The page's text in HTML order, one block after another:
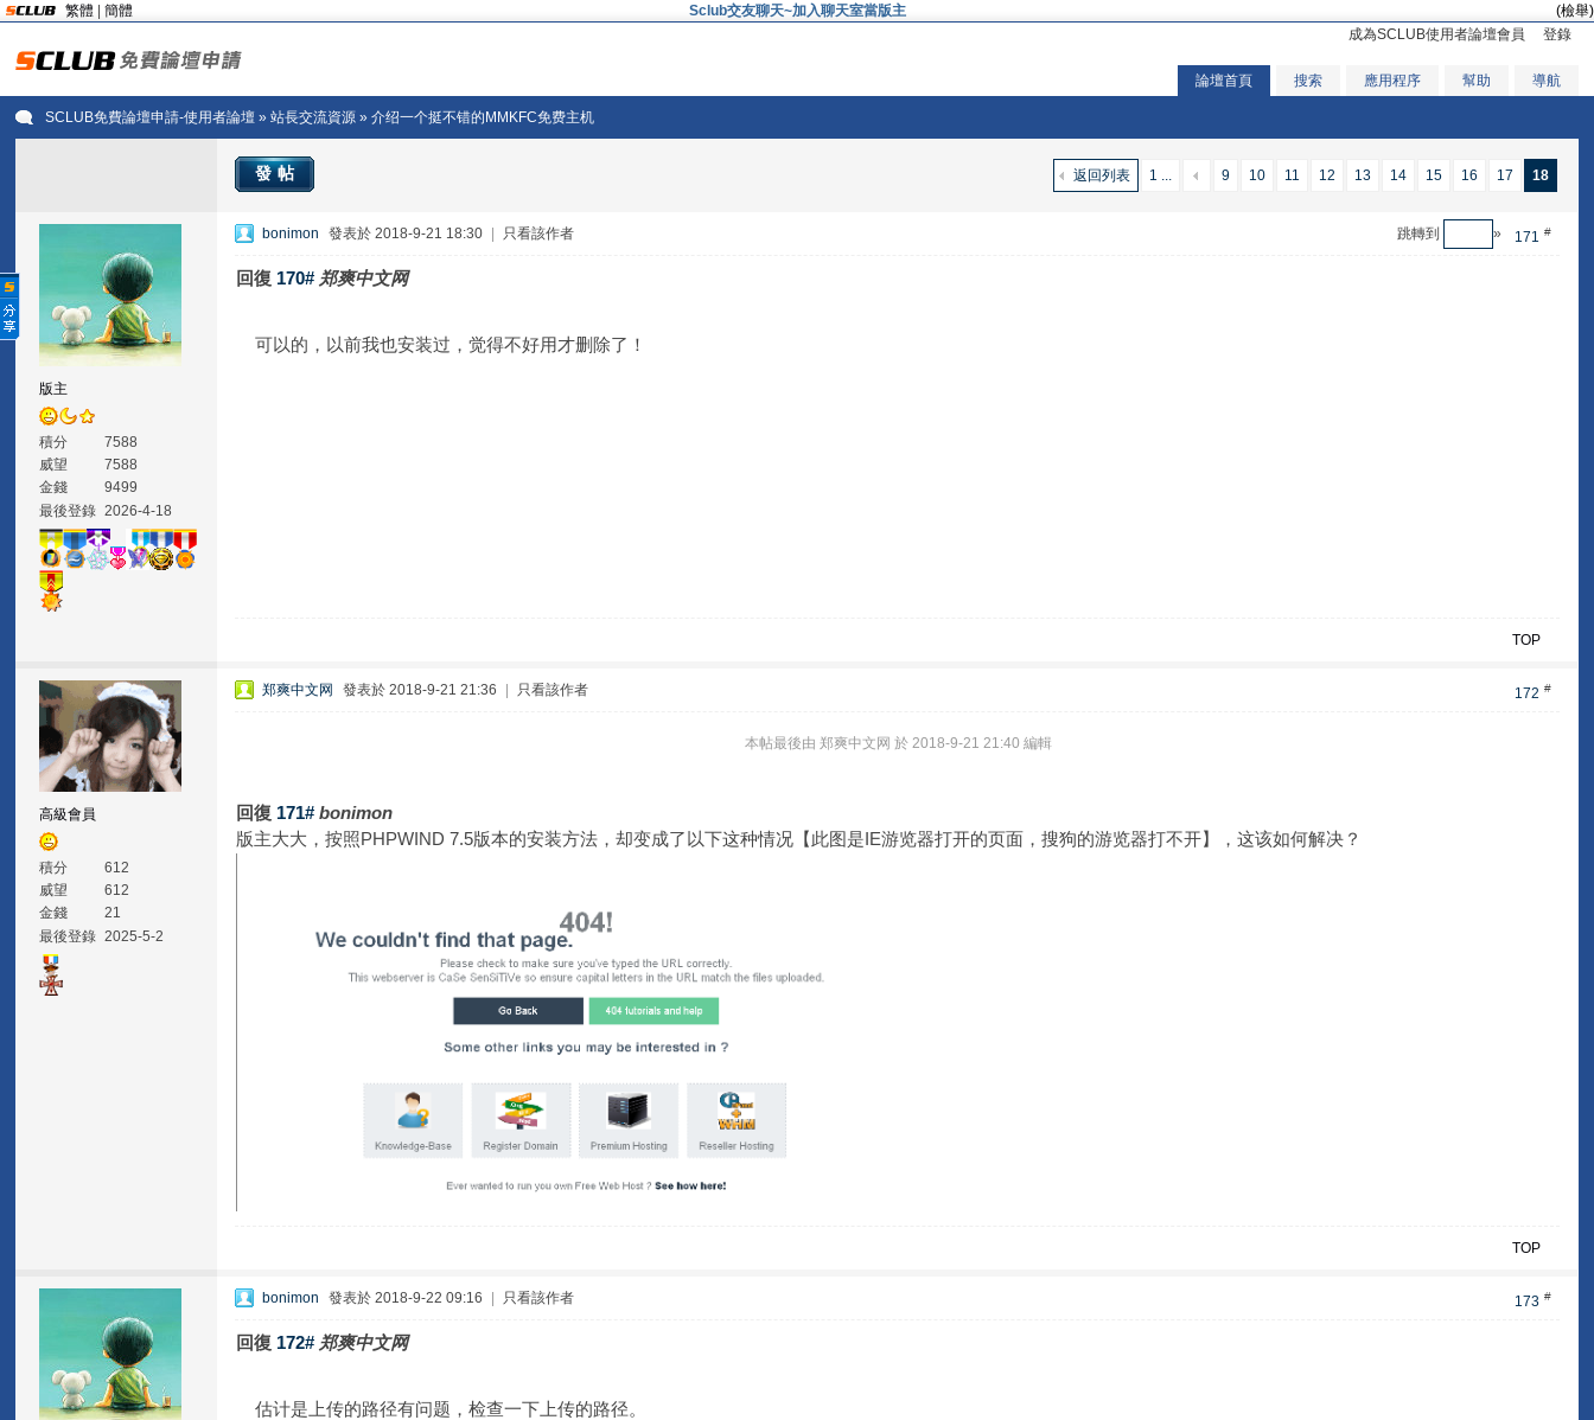
繁體 簡體 Sclub交友聊天~加入聊天室當版主
(檢舉)
成為SCLUB使用者論壇會員
登錄
論壇首頁 搜索 應用程序 幫助 導航
SCLUB免費論壇申請-使用者論壇 »站長交流資源 » 介绍一个挺不错的MMKFC免费主机
1 ... 9 10 11 12 13 14 15 16 17 18
返回列表
發帖
版主
積分
7588
威望
7588
金錢
9499
最後登錄 2026-4-18
171 #
跳轉到 »
bonimon 發表於 2018-9-21 18:30 只看該作者
回復 170# 郑爽中文网
可以的，以前我也安装过，觉得不好用才删除了！
TOP
高級會員
積分
612
威望
612
金錢
21
最後登錄 2025-5-2
172 #
郑爽中文网 發表於 2018-9-21 21:36 只看該作者
本帖最後由 郑爽中文网 於 2018-9-21 21:40 編輯
回復 171# bonimon
版主大大，按照PHPWIND 7.5版本的安装方法，却变成了以下这种情况【此图是IE游览器打开的页面，搜狗的游览器打不开】，这该如何解决？
TOP
173 #
bonimon 發表於 2018-9-22 09:16 只看該作者
回復 172# 郑爽中文网
估计是上传的路径有问题，检查一下上传的路径。